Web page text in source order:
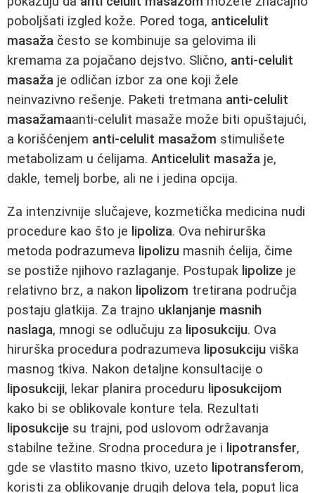
poboljšati izgled kože. Pored toga, anticelulit
masaža često se kombinuje sa gelovima ili
kremama za pojačano dejstvo. Slično, anti-celulit
masaža je odličan izbor za one koji žele
neinvazivno rešenje. Paketi tretmana anti-celulit
masažamaanti-celulit masaže može biti opuštajući,
a korišćenjem anti-celulit masažom stimulišete
metabolizam u ćelijama. Anticelulit masaža je,
dakle, temelj borbe, ali ne i jedina opcija.
Za intenzivnije slučajeve, kozmetička medicina nudi
procedure kao što je lipoliza. Ova nehirurška
metoda podrazumeva lipolizu masnih ćelija, čime
se postiže njihovo razlaganje. Postupak lipolize je
relativno brz, a nakon lipolizom tretirana područja
postaju glatkija. Za trajno uklanjanje masnih
naslaga, mnogi se odlučuju za liposukciju. Ova
hirurška procedura podrazumeva liposukciju viška
masnog tkiva. Nakon detaljne konsultacije o
liposukciji, lekar planira proceduru liposukcijom
kako bi se oblikovale konture tela. Rezultati
liposukcije su trajni, pod uslovom održavanja
stabilne težine. Srodna procedura je i lipotransfer,
gde se vlastito masno tkivo, uzeto lipotransferom,
koristi za oblikovanje drugih delova tela, poput lica